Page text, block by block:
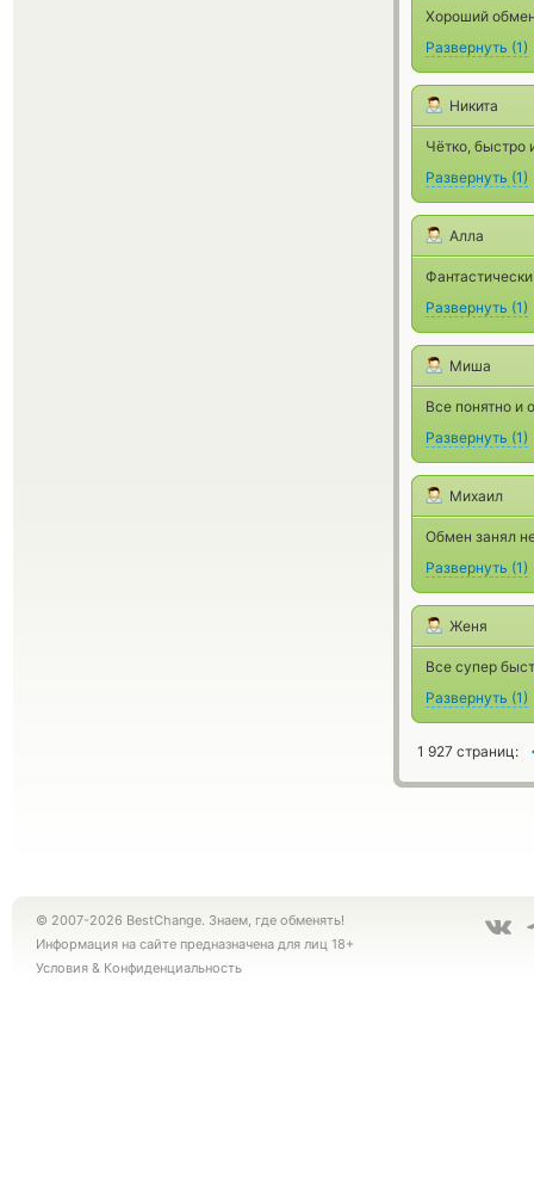
Хороший
Развернуть (1)
Никита
Чётко, быстро
Развернуть (1)
Алла
Развернуть (1)
Миша
Все понятно и
Развернуть (1)
Михаил
Обмен занял
Развернуть (1)
Женя
Все супер
Развернуть (1)
1 927 страниц:
© 2007-2026 BestChange. Знаем, где обменять!
Информация на сайте предназначена для лиц 18+
Условия & Конфиденциальность